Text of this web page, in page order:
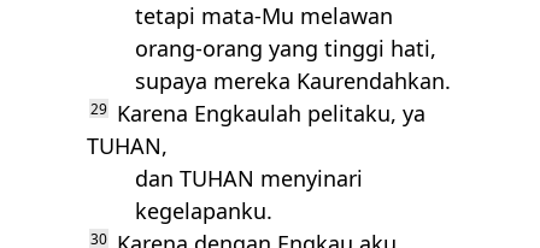
tetapi mata-Mu melawan
orang-orang yang tinggi hati,
supaya mereka Kaurendahkan.
29 Karena Engkaulah pelitaku, ya
TUHAN,
dan TUHAN menyinari
kegelapanku.
30